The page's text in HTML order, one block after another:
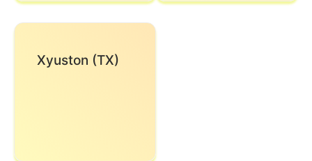
Xyuston (TX)